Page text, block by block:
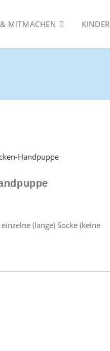
MITMACHEN
(lange) Socke (keine